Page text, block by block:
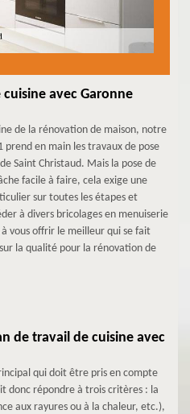
avec Garonne
de la rénovation de maison, notre
en main les travaux de pose
Saint Christaud. Mais la pose de
facile à faire, cela exige une
sur toutes les étapes et
à divers bricolages en menuiserie
vous offrir le meilleur qui se fait
la qualité pour la rénovation de
de travail de cuisine avec
qui doit être pris en compte
donc répondre à trois critères : la
aux rayures ou à la chaleur, etc.),